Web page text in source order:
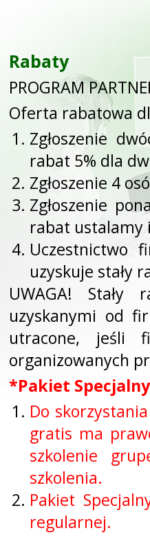
Rabaty
PROGRAM
Oferta rabatowa
Zgłoszenie
rabat 5% dla
Zgłoszenie 4
Zgłoszenie
rabat ustalamy
Uczestnictwo
uzyskuje stały
UWAGA!
uzyskanymi od
utracone, jeśli
organizowanych
*Pakiet Specjalny
Do
gratis ma
szkolenie
szkolenia.
Pakiet
regularnej.